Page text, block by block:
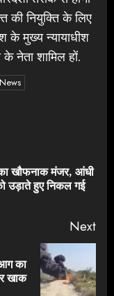
की नियुक्ति के लिए
के मुख्य न्यायाधीश
नेता शामिल हों.
खौफनाक मंजर, आंधी
उड़ाते हुए निकल गई
Next
का
खाक